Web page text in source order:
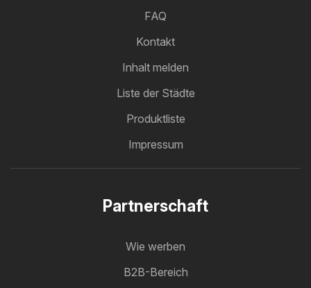
FAQ
Kontakt
Inhalt melden
Liste der Städte
Produktliste
Impressum
Partnerschaft
Wie werben
B2B-Bereich